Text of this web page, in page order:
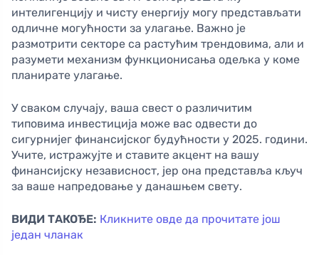
интелигенцију и чисту енергију могу представљати
одличне могућности за улагање. Важно је
размотрити секторе са растућим трендовима, али и
разумети механизм функционисања одељка у коме
планирате улагање.
У сваком случају, ваша свест о различитим
типовима инвестиција може вас одвести до
сигурнијег финансијског будућности у 2025. години.
Учите, истражујте и ставите акцент на вашу
финансијску независност, јер она представља кључ
за ваше напредовање у данашњем свету.
ВИДИ ТАКОЂЕ: Кликните овде да прочитате још
један чланак